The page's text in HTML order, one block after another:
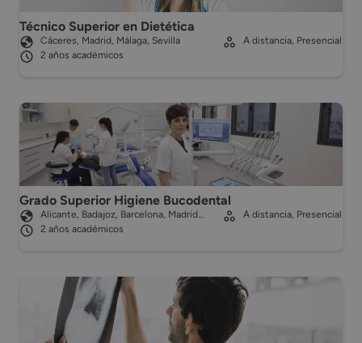
Técnico Superior en Dietética
Cáceres, Madrid, Málaga, Sevilla
2 años académicos
A distancia, Presencial
Grado Superior Higiene Bucodental
Alicante, Badajoz, Barcelona, Madrid…
2 años académicos
A distancia, Presencial